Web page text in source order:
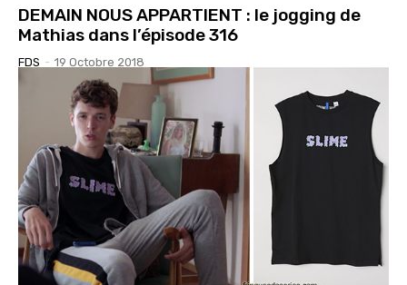
DEMAIN NOUS APPARTIENT : le jogging de
Mathias dans l’épisode 316
FDS - 19 Octobre 2018